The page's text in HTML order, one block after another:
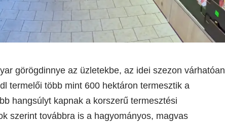
görögdinnye az üzletekbe, az idei szezon várhatóan
termelői több mint 600 hektáron termesztik a
hangsúlyt kapnak a korszerű termesztési
szerint továbbra is a hagyományos, magvas